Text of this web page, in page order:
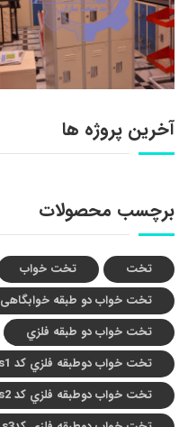
آخرین پروژه ها
برچسب محصولات
تخت تخت خواب
تخت خواب دو طبقه خوابگاهی
تخت خواب دو طبقه فلزي
تخت خواب دوطبقه فلزي کد s1
تخت خواب دوطبقه فلزي کد s2